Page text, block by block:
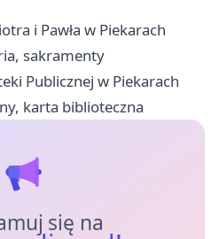
i Pawła w Piekarach
sakramenty
Publicznej w Piekarach
karta biblioteczna
się na